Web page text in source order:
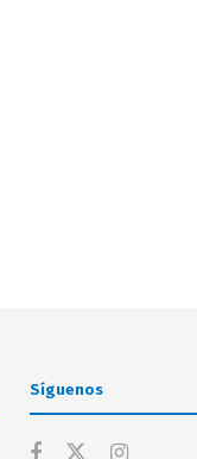
Síguenos